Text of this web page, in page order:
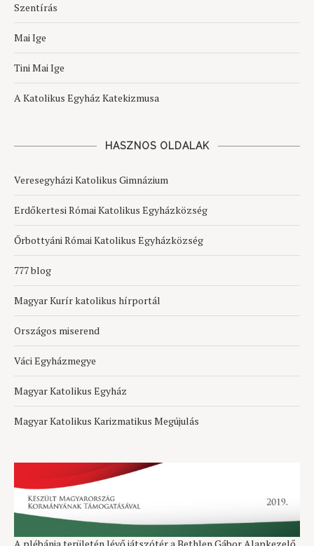
Szentírás
Mai Ige
Tini Mai Ige
A Katolikus Egyház Katekizmusa
HASZNOS OLDALAK
Veresegyházi Katolikus Gimnázium
Erdőkertesi Római Katolikus Egyházközség
Őrbottyáni Római Katolikus Egyházközség
777 blog
Magyar Kurír katolikus hírportál
Országos miserend
Váci Egyházmegye
Magyar Katolikus Egyház
Magyar Katolikus Karizmatikus Megújulás